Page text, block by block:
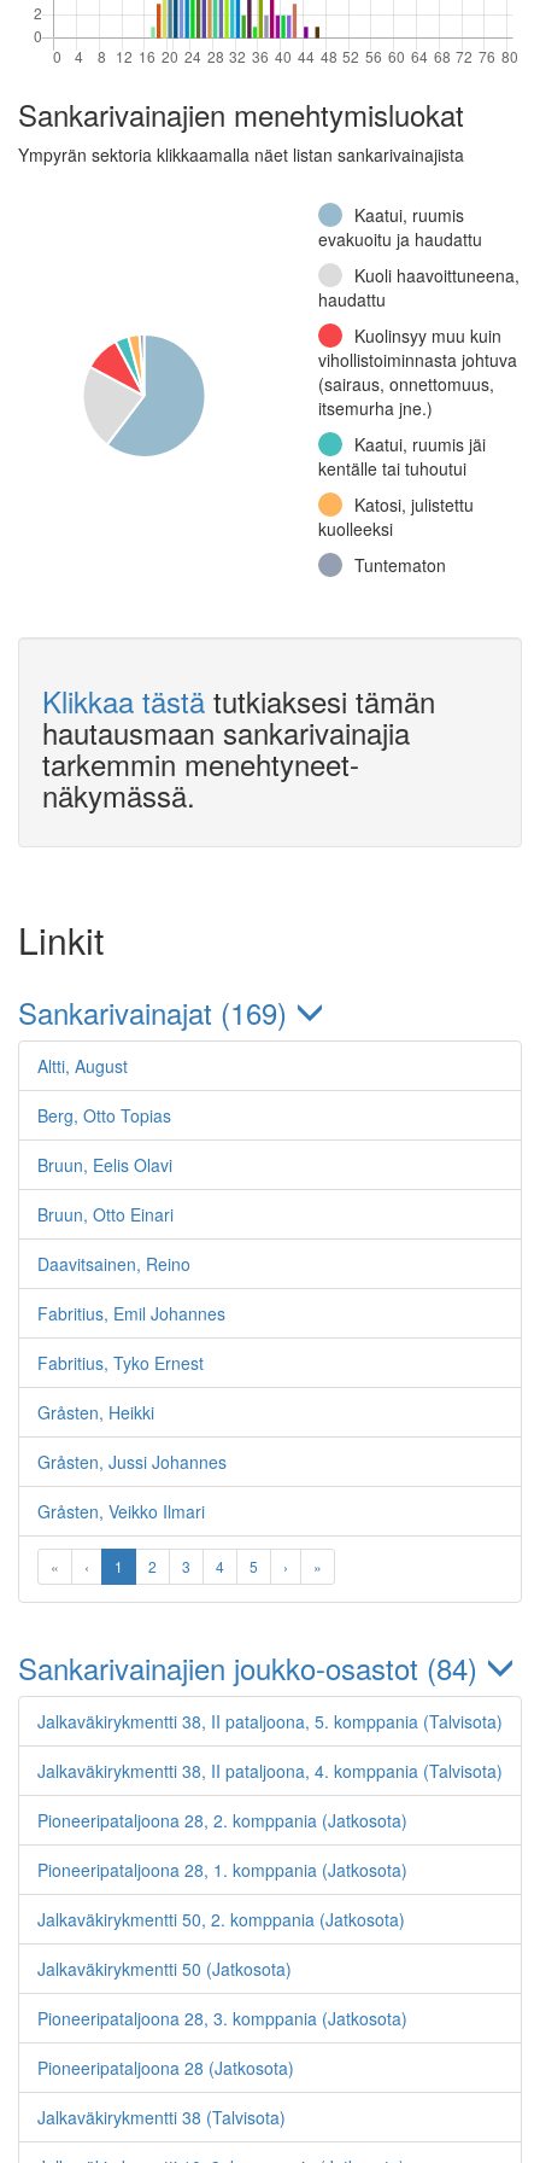
Sankarivainajien menehtymisluokat
Ympyrän sektoria klikkaamalla näet listan sankarivainajista
Kaatui, ruumis
evakuoitu ja haudattu
Kuoli haavoittuneena,
haudattu
Kuolinsyy muu kuin
vihollistoiminnasta johtuva
(sairaus, onnettomuus,
itsemurha jne.)
Kaatui, ruumis jäi
kentälle tai tuhoutui
Katosi, julistettu
kuolleeksi
Tuntematon
Klikkaa tästä tutkiaksesi tämän
hautausmaan sankarivainajia
tarkemmin menehtyneet-
näkymässä.
Linkit
Sankarivainajat (169)
Altti, August
Berg, Otto Topias
Bruun, Eelis Olavi
Bruun, Otto Einari
Daavitsainen, Reino
Fabritius, Emil Johannes
Fabritius, Tyko Ernest
Gråsten, Heikki
Gråsten, Jussi Johannes
Gråsten, Veikko Ilmari
« ‹ 1 2 3 4 5 › »
Sankarivainajien joukko-osastot (84)
Jalkaväkirykmentti 38, II pataljoona, 5. komppania (Talvisota)
Jalkaväkirykmentti 38, II pataljoona, 4. komppania (Talvisota)
Pioneeripataljoona 28, 2. komppania (Jatkosota)
Pioneeripataljoona 28, 1. komppania (Jatkosota)
Jalkaväkirykmentti 50, 2. komppania (Jatkosota)
Jalkaväkirykmentti 50 (Jatkosota)
Pioneeripataljoona 28, 3. komppania (Jatkosota)
Pioneeripataljoona 28 (Jatkosota)
Jalkaväkirykmentti 38 (Talvisota)